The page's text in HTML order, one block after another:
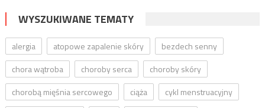
WYSZUKIWANE TEMATY
alergia atopowe zapalenie skóry
bezdech senny
chora wątroba
choroby serca
choroby skóry
chorobą mięśnia sercowego
ciąża
cykl menstruacyjny